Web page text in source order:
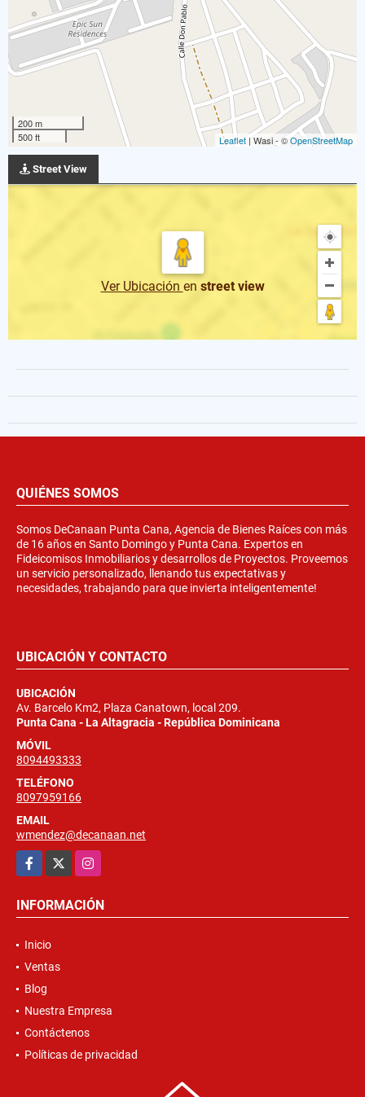
200 m
500 ft
Leaflet | Wasi - ©OpenStreetMap
Street View
Ver Ubicación en street view
QUIÉNES SOMOS
Somos DeCanaan Punta Cana, Agencia de Bienes Raíces con más
de 16 años en Santo Domingo y Punta Cana. Expertos en
Fideicomisos Inmobiliarios y desarrollos de Proyectos. Proveemos
un servicio personalizado, llenando tus expectativas y
necesidades, trabajando para que invierta inteligentemente!
UBICACIÓN Y CONTACTO
UBICACIÓN
Av. Barcelo Km2, Plaza Canatown, local 209.
Punta Cana - La Altagracia - República Dominicana
MÓVIL
8094493333
TELÉFONO
8097959166
EMAIL
wmendez@decanaan.net
Facebook
Instagram
INFORMACIÓN
Inicio
Ventas
Blog
Nuestra Empresa
Contáctenos
Políticas de privacidad